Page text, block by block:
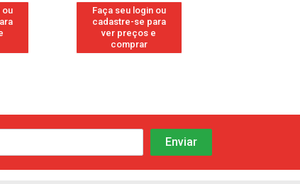
ou
Faça seu login ou
cadastre-se para
ver preços e
comprar